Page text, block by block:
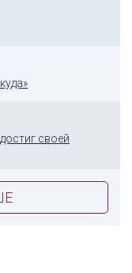
своей